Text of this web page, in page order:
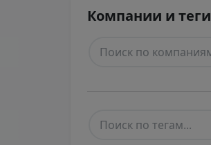
Компании и теги